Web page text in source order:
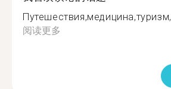
阅读更多